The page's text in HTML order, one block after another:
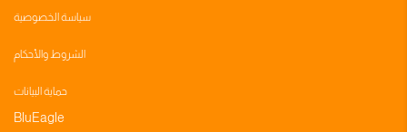
سياسة الخصوصية
الشروط والأحكام
حماية البيانات
BluEagle